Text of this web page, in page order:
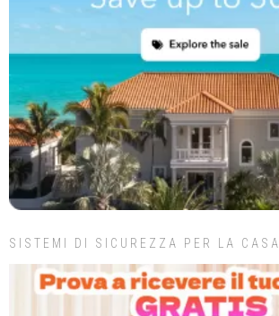
SISTEMI DI SICUREZZA PER LA CASA